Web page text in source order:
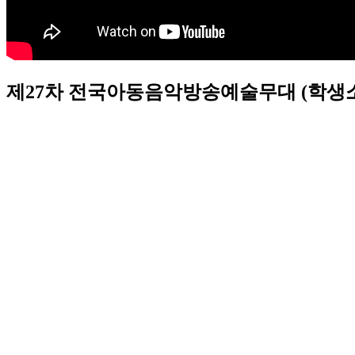
제27차 전국아동음악방송예술무대 (학생